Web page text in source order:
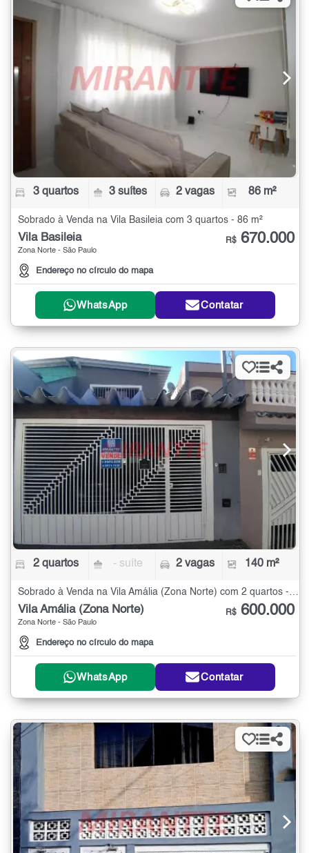
3 quartos 3 suítes 2 vagas 86 m²
Sobrado à Venda na Vila Basileia com 3 quartos - 86 m²
Vila Basileia
Zona Norte - São Paulo
Endereço no círculo do mapa
R$ 670.000
WhatsApp Contatar
2 quartos - suíte 2 vagas 140 m²
Sobrado à Venda na Vila Amália (Zona Norte) com 2 quartos - 140 m²
Vila Amália (Zona Norte)
Zona Norte - São Paulo
Endereço no círculo do mapa
R$ 600.000
WhatsApp Contatar